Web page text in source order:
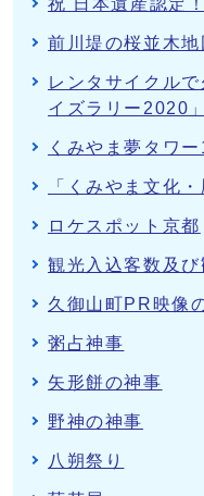
前川堤の桜並木地
レンタサイクル
イズラリー2020」
くみやま夢タワ
「くみやま文化
ロケスポット京都
観光入込客数及
久御山町PR映像
粥占神事
矢形餅の神事
野神の神事
八朔祭り